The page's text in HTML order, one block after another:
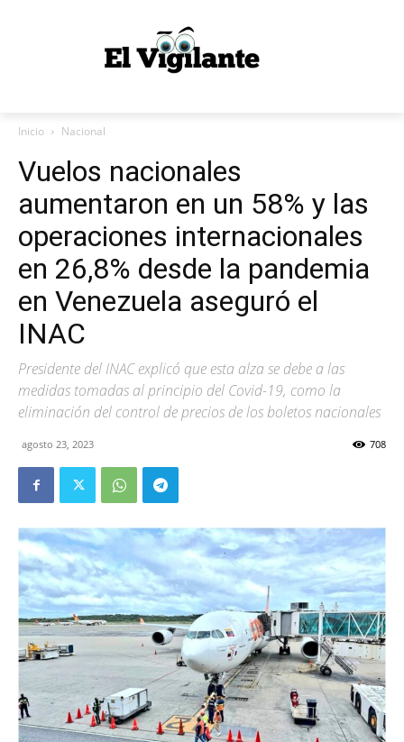
Inicio Nacional
Vuelos nacionales
aumentaron en un 58% y las
operaciones internacionales
en 26,8% desde la pandemia
en Venezuela aseguró el
INAC
Presidente del INAC explicó que esta alza se debe a las
medidas tomadas al principio del Covid-19, como la
eliminación del control de precios de los boletos nacionales
agosto 23, 2023 708